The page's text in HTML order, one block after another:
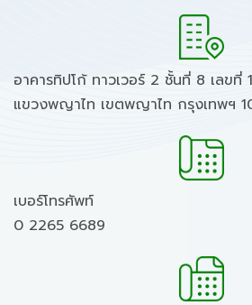
อาคารทิปโก้ ทาวเวอร์ 2 ชั้นที่ 8 เลขที่
แขวงพญาไท เขตพญาไท กรุงเทพฯ
เบอร์โทรศัพท์
0 2265 6689